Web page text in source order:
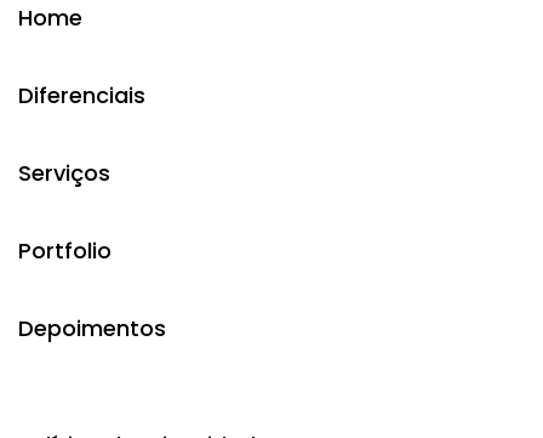
Home
Diferenciais
Serviços
Portfolio
Depoimentos